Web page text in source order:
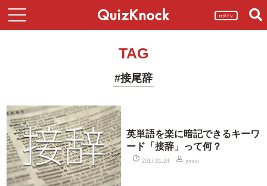
ログイン
TAG
#接尾辞
英単語を楽に暗記できるキーワ
ード「接辞」って何？
2017.01.24 ymori